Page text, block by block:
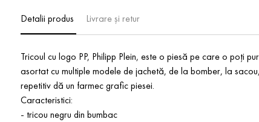
Detalii produs Livrare și retur
Tricoul cu logo PP, Philipp Plein, este o piesă pe care o poți
asortat cu multiple modele de jachetă, de la bomber, la
repetitiv dă un farmec grafic piesei.
Caracteristici:
- tricou negru din bumbac